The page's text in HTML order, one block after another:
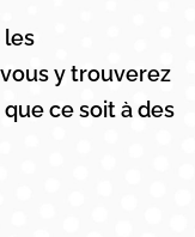
les
y trouverez
ce soit à des